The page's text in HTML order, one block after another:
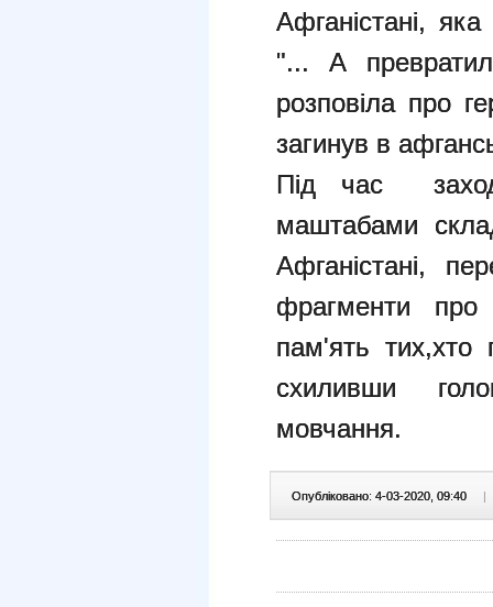
Афганістані,
"... А
розповіла про
загинув в
Під час
маштабами
Афганістані,
фрагменти про
пам'ять тих,хто
схиливши
мовчання.
Опубліковано: 4-03-2020, 09:40 |